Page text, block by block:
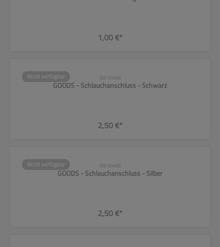
1,00 €*
Nicht verfügbar SW10498
GOODS - Schlauchanschluss - Schwarz
2,50 €*
Nicht verfügbar SW10499
GOODS - Schlauchanschluss - Silber
2,50 €*